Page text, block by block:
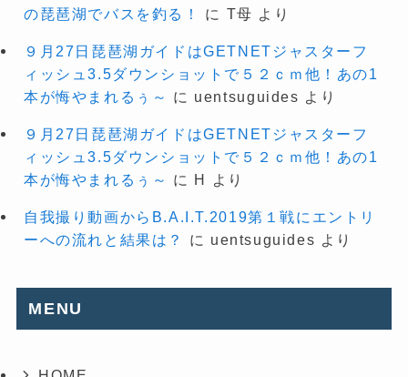
の琵琶湖でバスを釣る！
に T母 より
９月27日琵琶湖ガイドはGETNETジャスターフ
ィッシュ3.5ダウンショットで５２ｃｍ他！あの1
本が悔やまれるぅ～
に uentsuguides より
９月27日琵琶湖ガイドはGETNETジャスターフ
ィッシュ3.5ダウンショットで５２ｃｍ他！あの1
本が悔やまれるぅ～
に H より
自我撮り動画からB.A.I.T.2019第１戦にエントリ
ーへの流れと結果は？
に uentsuguides より
MENU